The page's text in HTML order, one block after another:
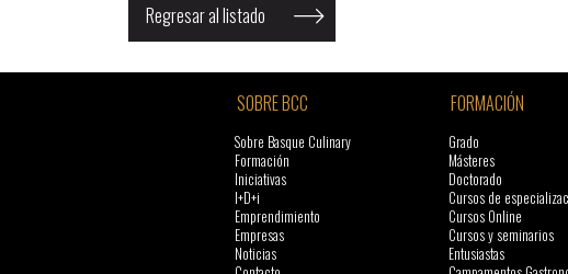
Regresar al listado
SOBRE BCC
Sobre Basque Culinary
Formación
Iniciativas
I+D+i
Emprendimiento
Empresas
Noticias
FORMACIÓN
Grado
Másteres
Doctorado
Cursos de
Cursos Online
Cursos y seminarios
Entusiastas